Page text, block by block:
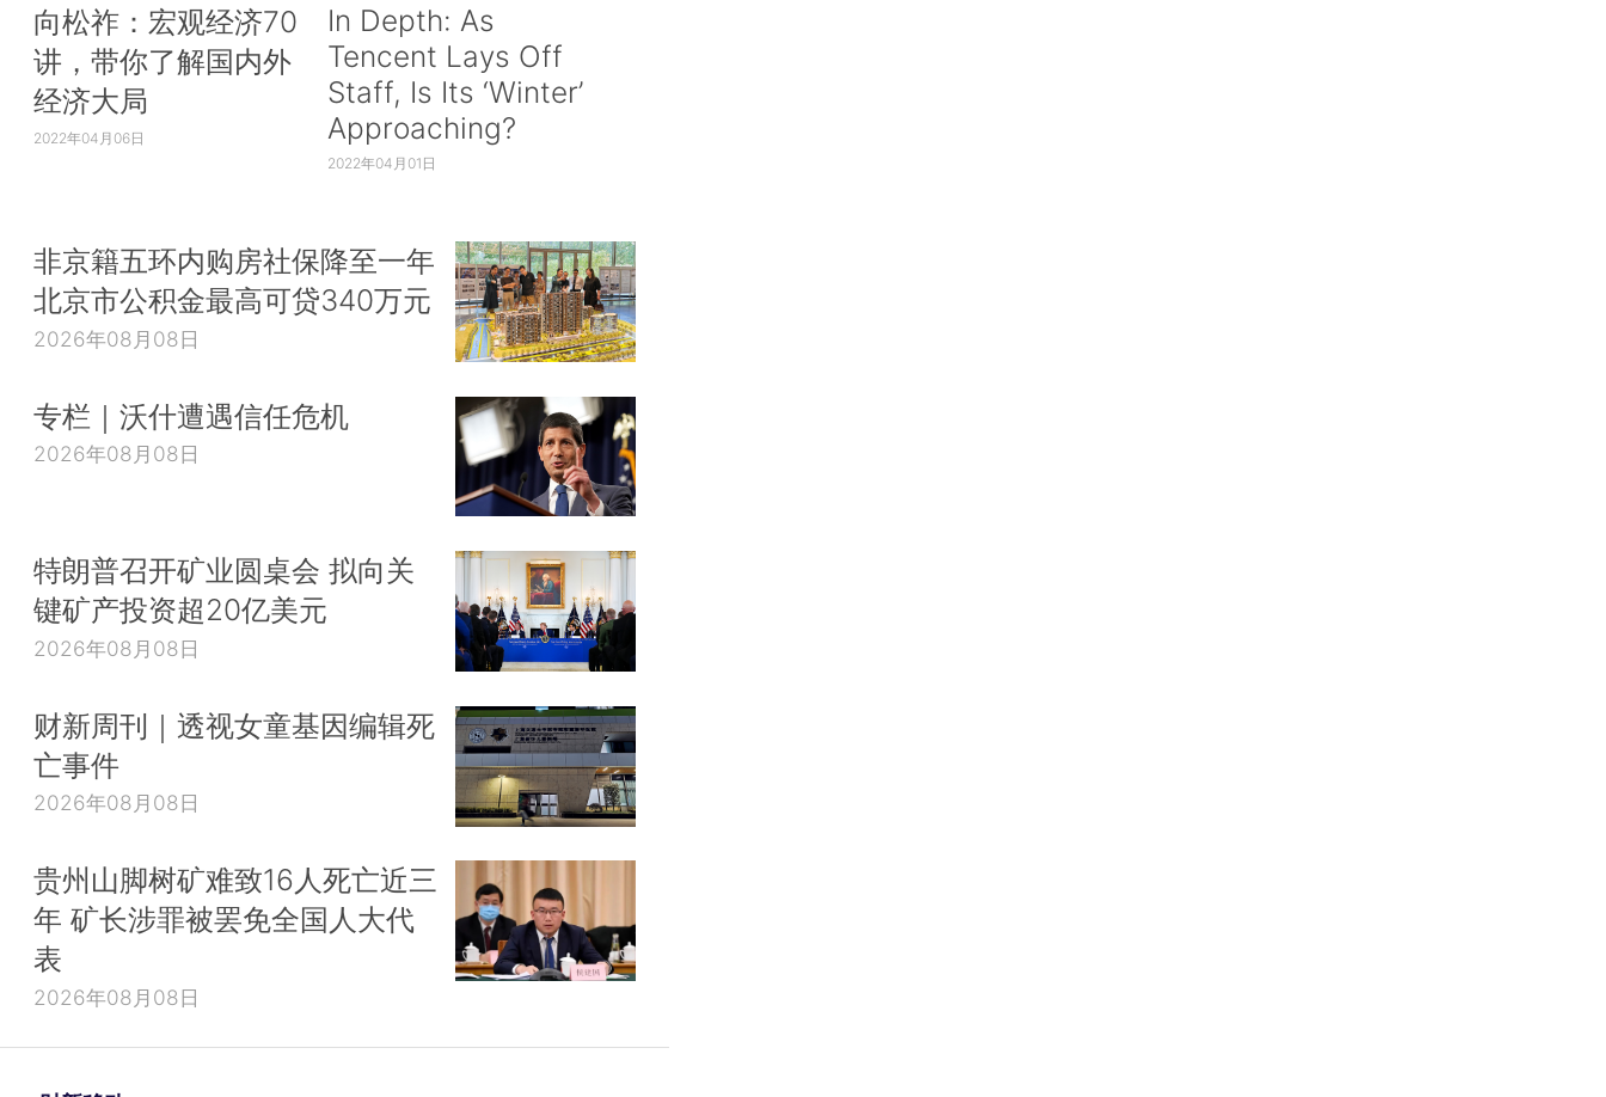
向松祚：宏观经济70
讲，带你了解国内外
经济大局
2022年04月06日
In Depth: As
Tencent Lays Off
Staff, Is Its ‘Winter’
Approaching?
2022年04月01日
非京籍五环内购房社保降至一年
北京市公积金最高可贷340万元
2026年08月08日
专栏｜沃什遭遇信任危机
2026年08月08日
特朗普召开矿业圆桌会 拟向关
键矿产投资超20亿美元
2026年08月08日
财新周刊｜透视女童基因编辑死
亡事件
2026年08月08日
贵州山脚树矿难致16人死亡近三
年 矿长涉罪被罢免全国人大代
表
2026年08月08日